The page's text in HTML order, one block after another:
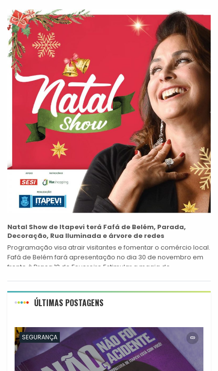
Natal Show de Itapevi terá Fafá de Belém, Parada,
Decoração, Rua Iluminada e árvore de redes
Programação visa atrair visitantes e fomentar o comércio local.
Fafá de Belém fará apresentação no dia 30 de novembro em
frente à Praça 18 de Fevereiro Estimular a magia do...
ÚLTIMAS POSTAGENS
SEGURANÇA